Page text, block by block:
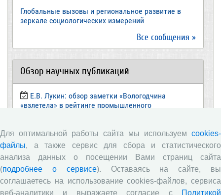
Глобальные вызовы и региональное развитие в
зеркале социологических измерений
Все сообщения »
Обзор научных публикаций
Е.В. Лукин: обзор заметки «Вологодчина
«взлетела» в рейтинге промышленного
Экспертное мнение А.И. Поваровой: обзор
статьи «Регионам хватит денег», газета «Известия»,
№88, 2018 г.
В.Н. Барсуков: обзор статьи «Повышение
пенсионного возраста: позитивные эффекты и
Для оптимальной работы сайта мы используем cookies-
файлы, а также сервис для сбора и статистического
анализа данных о посещении Вами страниц сайта
(подробнее о сервисе). Оставаясь на сайте, вы
соглашаетесь на использование cookies-файлов, сервиса
веб-аналитики и выражаете согласие с
Политикой